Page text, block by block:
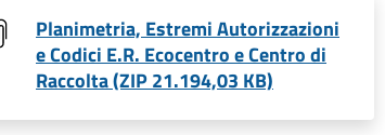
Planimetria, Estremi Autorizzazioni
e Codici E.R. Ecocentro e Centro di
Raccolta (ZIP 21.194,03 KB)